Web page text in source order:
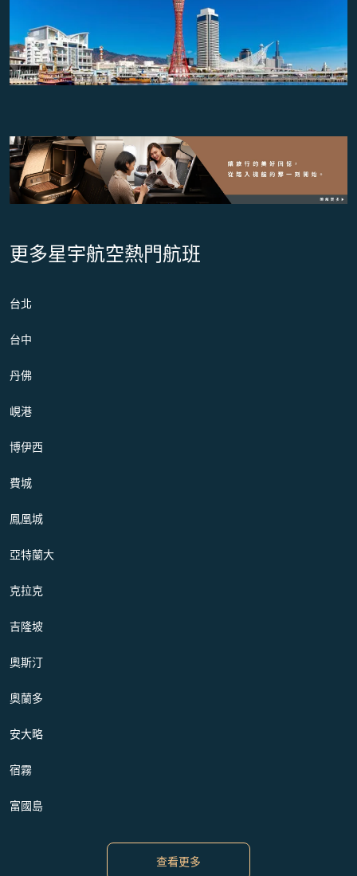
更多星宇航空熱門航班
台北
台中
丹佛
峴港
博伊西
費城
鳳凰城
亞特蘭大
克拉克
吉隆坡
奧斯汀
奧蘭多
安大略
宿霧
富國島
查看更多